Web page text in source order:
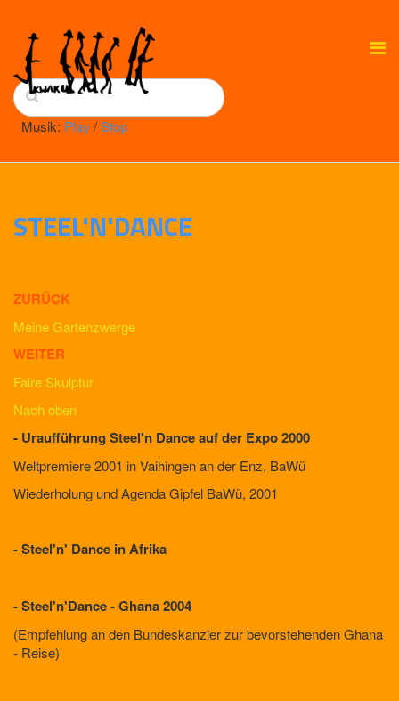
Musik: Play /Stop
STEEL'N'DANCE
ZURÜCK
Meine Gartenzwerge
WEITER
Faire Skulptur
Nach oben
- Uraufführung Steel'n Dance auf der Expo 2000
Weltpremiere 2001 in Vaihingen an der Enz, BaWü
Wiederholung und Agenda Gipfel BaWü, 2001
- Steel'n' Dance in Afrika
- Steel'n'Dance - Ghana 2004
(Empfehlung an den Bundeskanzler zur bevorstehenden Ghana
- Reise)